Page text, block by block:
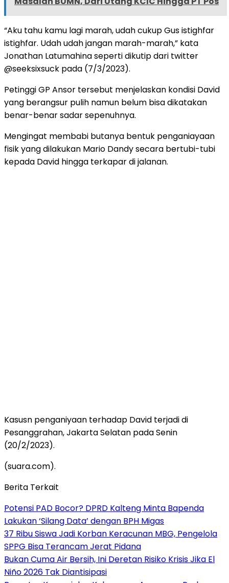
“Aku tahu kamu lagi marah, udah cukup Gus istighfar
istighfar. Udah udah jangan marah-marah,” kata
Jonathan Latumahina seperti dikutip dari twitter
@seeksixsuck pada (7/3/2023).
Petinggi GP Ansor tersebut menjelaskan kondisi David
yang berangsur pulih namun belum bisa dikatakan
benar-benar sadar sepenuhnya.
Mengingat membabi butanya bentuk penganiayaan
fisik yang dilakukan Mario Dandy secara bertubi-tubi
kepada David hingga terkapar di jalanan.
Kasusn penganiyaan terhadap David terjadi di
Pesanggrahan, Jakarta Selatan pada Senin
(20/2/2023).
(suara.com).
Berita Terkait
Potensi PAD Bocor? DPRD Kalteng Minta Bapenda
Lakukan ‘Silang Data’ dengan BPH Migas
37 Ribu Siswa Jadi Korban Keracunan MBG, Pengelola
SPPG Bisa Terancam Jerat Pidana
Bukan Cuma Air Bersih, Ini Deretan Risiko Krisis Jika El
Niño 2026 Tak Diantisipasi